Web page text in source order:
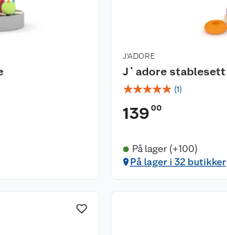
J'ADORE
J`adore stablesett
☆☆☆☆☆ (1)
139 00
På lager (+100)
På lager i 32 butikker